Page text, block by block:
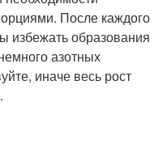
После каждого
избежать образования
азотных
иначе весь рост